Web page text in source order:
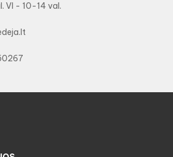
VI - 10-14 val.